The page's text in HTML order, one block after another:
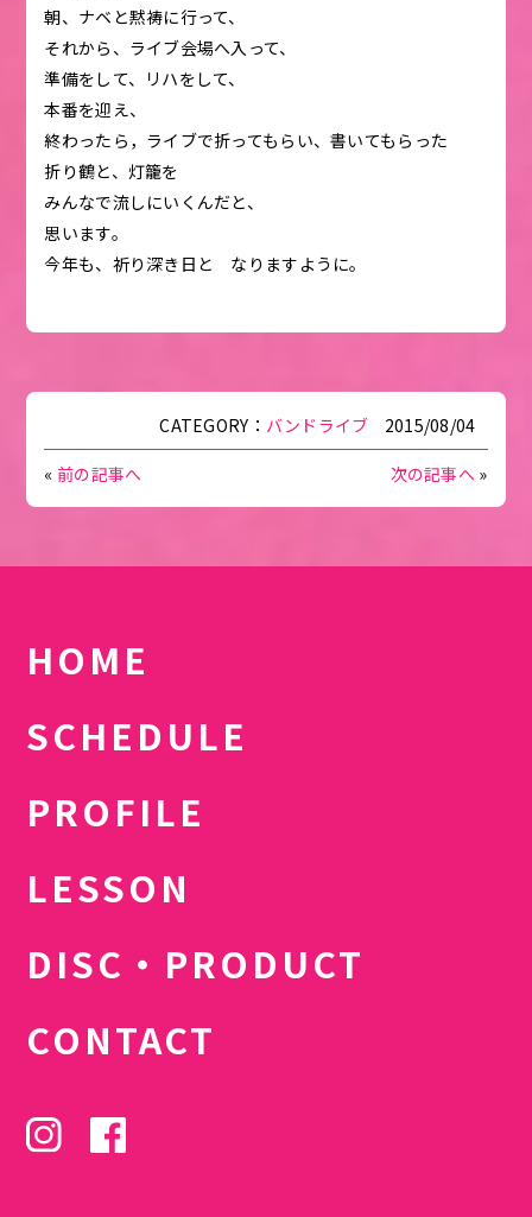
朝、ナベと黙祷に行って、
それから、ライブ会場へ入って、
準備をして、リハをして、
本番を迎え、
終わったら，ライブで折ってもらい、書いてもらった
折り鶴と、灯籠を
みんなで流しにいくんだと、
思います。
今年も、祈り深き日と なりますように。
CATEGORY： バンドライブ 2015/08/04
« 前の記事へ 次の記事へ »
HOME
SCHEDULE
PROFILE
LESSON
DISC・PRODUCT
CONTACT